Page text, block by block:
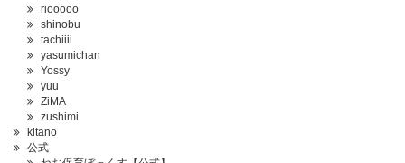
riooooo
shinobu
tachiiii
yasumichan
Yossy
yuu
ZiMA
zushimi
kitano
公式